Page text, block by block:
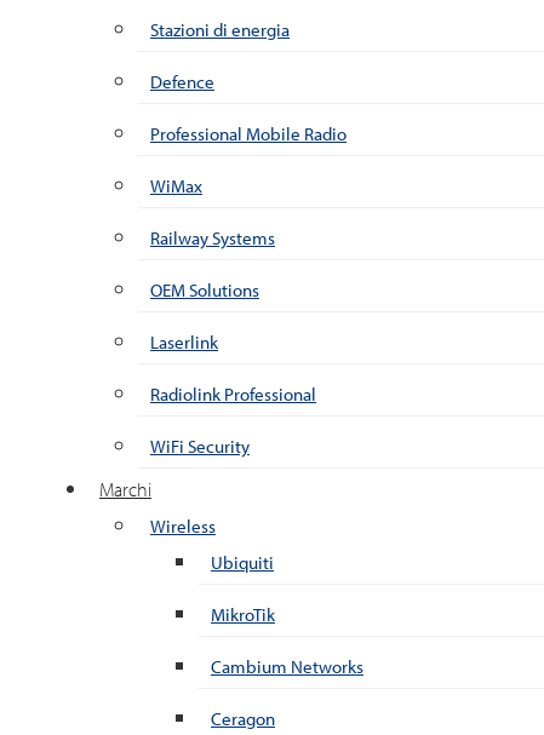
Stazioni di energia
Defence
Professional Mobile Radio
WiMax
Railway Systems
OEM Solutions
Laserlink
Radiolink Professional
WiFi Security
Marchi
Wireless
Ubiquiti
MikroTik
Cambium Networks
Ceragon